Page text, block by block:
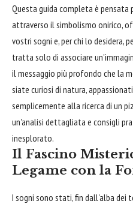
Questa guida completa è pensata
attraverso il simbolismo onirico,
vostri sogni e, per chi lo desidera,
tratta solo di associare
il messaggio più profondo che la
siate curiosi di natura,
semplicemente alla ricerca di un
un'analisi dettagliata e consigli
inesplorato.
Il Fascino
Legame con la
I sogni sono stati, fin dall'alba dei